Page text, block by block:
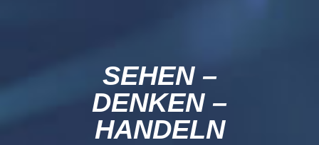
SEHEN –
DENKEN –
HANDELN